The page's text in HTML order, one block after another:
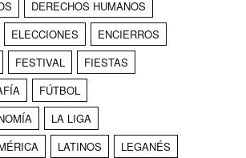
DERECHOS HUMANOS
ELECCIONES
ENCIERROS
FESTIVAL
FIESTAS
FÚTBOL
LA LIGA
LATINOS
LEGANÉS